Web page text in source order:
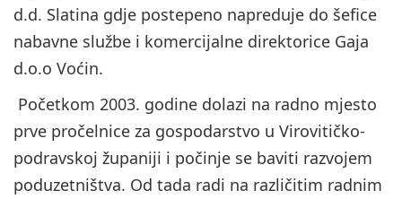
d.d. Slatina gdje postepeno napreduje do šefice
nabavne službe i komercijalne direktorice Gaja
d.o.o Voćin.
Početkom 2003. godine dolazi na radno mjesto
prve pročelnice za gospodarstvo u Virovitičko-
podravskoj županiji i počinje se baviti razvojem
poduzetništva. Od tada radi na različitim radnim